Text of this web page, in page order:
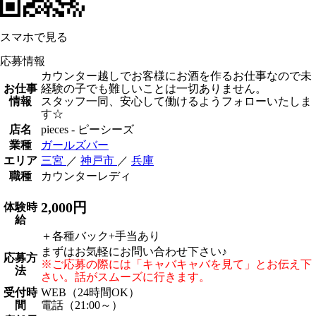
スマホで見る
応募情報
お仕事
情報
カウンター越しでお客様にお酒を作るお仕事なので未
経験の子でも難しいことは一切ありません。
スタッフ一同、安心して働けるようフォローいたしま
す☆
店名
pieces - ピーシーズ
業種
ガールズバー
エリア 三宮 ／ 神戸市 ／ 兵庫
職種
カウンターレディ
体験時
給
2,000円
＋各種バック+手当あり
応募方
法
まずはお気軽にお問い合わせ下さい♪
※ご応募の際には「キャバキャバを見て」とお伝え下
さい。話がスムーズに行きます。
受付時
間
WEB（24時間OK）
電話（21:00～）